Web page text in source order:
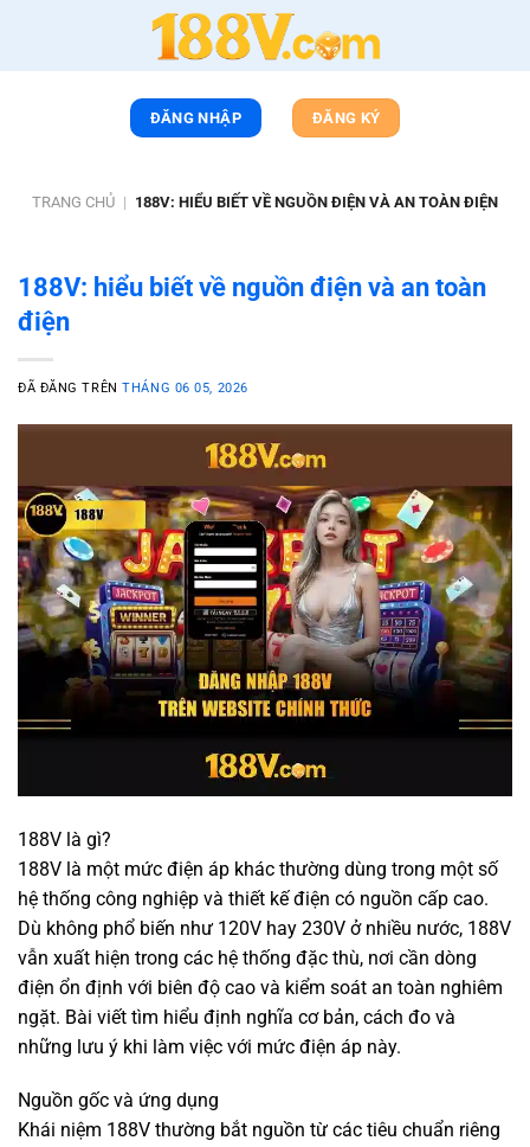
nội
ĐĂNG NHẬP ĐĂNG KÝ
TRANG CHỦ | 188V: HIỂU BIẾT VỀ NGUỒN ĐIỆN VÀ AN TOÀN ĐIỆN
188V: hiểu biết về nguồn điện và an toàn
điện
ĐÃ ĐĂNG TRÊNTHÁNG 06 05, 2026
188V là gì?
188V là một mức điện áp khác thường dùng trong một số
hệ thống công nghiệp và thiết kế điện có nguồn cấp cao.
Dù không phổ biến như 120V hay 230V ở nhiều nước, 188V
vẫn xuất hiện trong các hệ thống đặc thù, nơi cần dòng
điện ổn định với biên độ cao và kiểm soát an toàn nghiêm
ngặt. Bài viết tìm hiểu định nghĩa cơ bản, cách đo và
những lưu ý khi làm việc với mức điện áp này.
Nguồn gốc và ứng dụng
Khái niệm 188V thường bắt nguồn từ các tiêu chuẩn riêng